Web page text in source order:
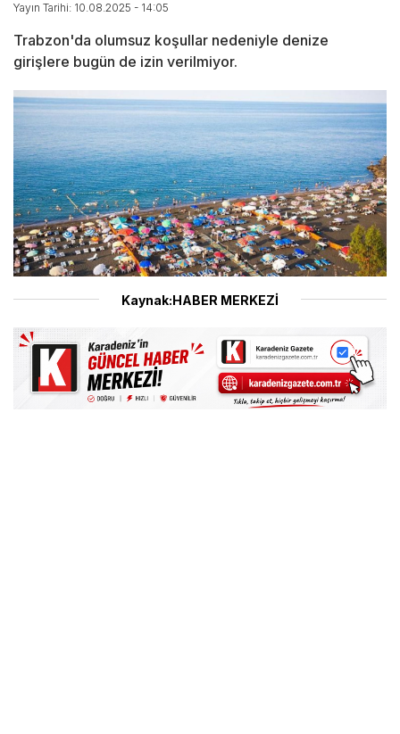
Yayın Tarihi: 10.08.2025 - 14:05
Trabzon'da olumsuz koşullar nedeniyle denize
girişlere bugün de izin verilmiyor.
Kaynak:HABER MERKEZİ